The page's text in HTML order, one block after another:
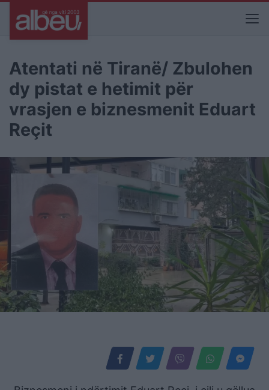
Atentati në Tiranë/ Zbulohen
dy pistat e hetimit për
vrasjen e biznesmenit Eduart
Reçit